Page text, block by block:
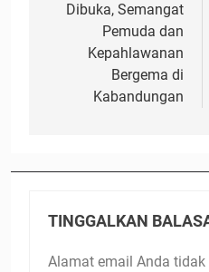
Dibuka, Semangat
Pemuda dan
Kepahlawanan
Bergema di
Kabandungan
TINGGALKAN
Alamat email Anda